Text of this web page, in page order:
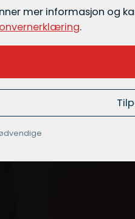
mer informasjon og
.